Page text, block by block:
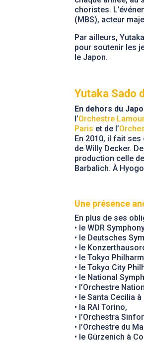
choristes.
(MBS), acteur
Par ailleurs,
pour soutenir les
le Japon.
Yutaka Sado
En dehors du
l’Orchestre
Paris et de l’
En 2010, il fait ses
de Willy Decker.
production celle
Barbalich. À
Une présence
En plus de ses
• le WDR
• le Deutsches
• le
• le Tokyo
• le Tokyo City
• le National
• l’Orchestre
• le Santa Cecilia à
• la RAI Torino,
• l’Orchestra
• l’Orchestre du
• le Gürzenich à